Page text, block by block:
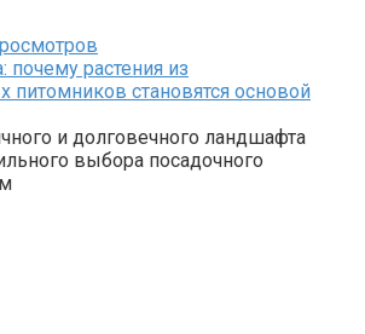
почему растения из
питомников становятся основой
и долговечного ландшафта
выбора посадочного